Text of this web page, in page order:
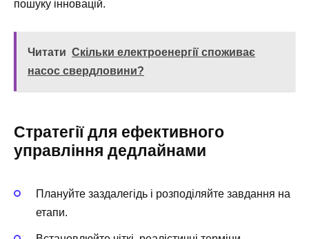
пошуку інновацій.
Читати Скільки електроенергії споживає
насос свердловини?
Стратегії для ефективного
управління дедлайнами
Плануйте заздалегідь і розподіляйте завдання на
етапи.